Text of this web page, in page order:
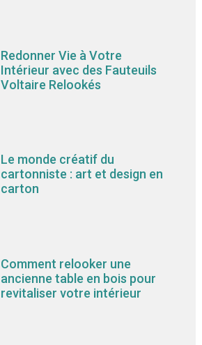
Redonner Vie à Votre
Intérieur avec des Fauteuils
Voltaire Relookés
Le monde créatif du
cartonniste : art et design en
carton
Comment relooker une
ancienne table en bois pour
revitaliser votre intérieur